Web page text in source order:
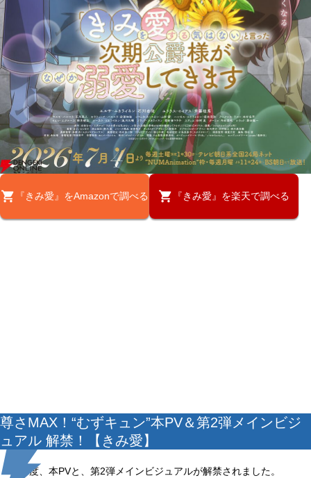
『きみ愛』をAmazonで調べる 『きみ愛』を楽天で調べる
尊さMAX！“むずキュン”本PV＆第2弾メインビジ
ュアル 解禁！【きみ愛】
この度、本PVと、第2弾メインビジュアルが解禁されました。